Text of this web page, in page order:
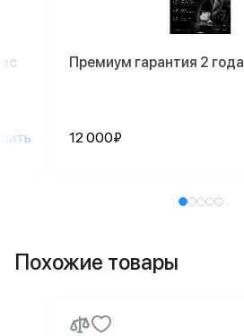
Премиум гарантия 2 года
12 000₽
Похожие товары